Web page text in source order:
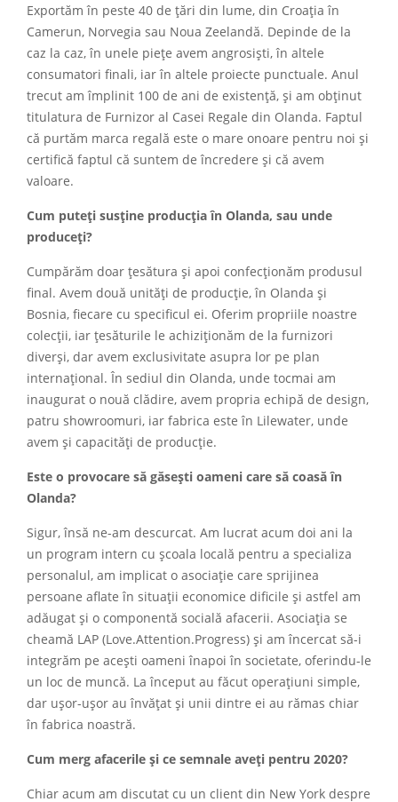
Exportăm în peste 40 de țări din lume, din Croația în
Camerun, Norvegia sau Noua Zeelandă. Depinde de la
caz la caz, în unele piețe avem angrosiști, în altele
consumatori finali, iar în altele proiecte punctuale. Anul
trecut am împlinit 100 de ani de existență, și am obținut
titulatura de Furnizor al Casei Regale din Olanda. Faptul
că purtăm marca regală este o mare onoare pentru noi și
certifică faptul că suntem de încredere și că avem
valoare.
Cum puteți susține producția în Olanda, sau unde
produceți?
Cumpărăm doar țesătura și apoi confecționăm produsul
final. Avem două unități de producție, în Olanda și
Bosnia, fiecare cu specificul ei. Oferim propriile noastre
colecții, iar țesăturile le achiziționăm de la furnizori
diverși, dar avem exclusivitate asupra lor pe plan
internațional. În sediul din Olanda, unde tocmai am
inaugurat o nouă clădire, avem propria echipă de design,
patru showroomuri, iar fabrica este în Lilewater, unde
avem și capacități de producție.
Este o provocare să găsești oameni care să coasă în
Olanda?
Sigur, însă ne-am descurcat. Am lucrat acum doi ani la
un program intern cu școala locală pentru a specializa
personalul, am implicat o asociație care sprijinea
persoane aflate în situații economice dificile și astfel am
adăugat și o componentă socială afacerii. Asociația se
cheamă LAP (Love.Attention.Progress) și am încercat să-i
integrăm pe acești oameni înapoi în societate, oferindu-le
un loc de muncă. La început au făcut operațiuni simple,
dar ușor-ușor au învățat și unii dintre ei au rămas chiar
în fabrica noastră.
Cum merg afacerile și ce semnale aveți pentru 2020?
Chiar acum am discutat cu un client din New York despre